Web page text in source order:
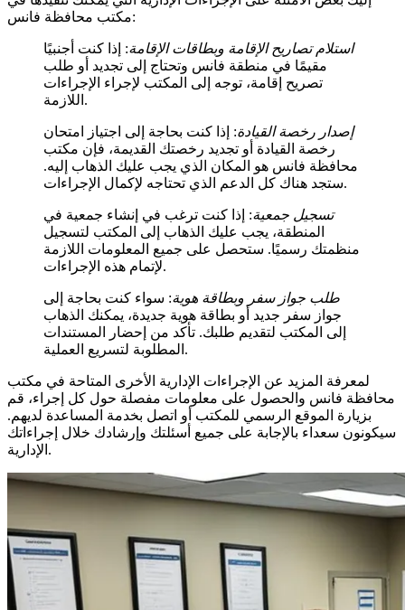
مكتب محافظة فانس:
استلام تصاريح الإقامة وبطاقات الإقامة: إذا كنت أجنبيًا
مقيمًا في منطقة فانس وتحتاج إلى تجديد أو طلب
تصريح إقامة، توجه إلى المكتب لإجراء الإجراءات
اللازمة.
إصدار رخصة القيادة: إذا كنت بحاجة إلى اجتياز امتحان
رخصة القيادة أو تجديد رخصتك القديمة، فإن مكتب
محافظة فانس هو المكان الذي يجب عليك الذهاب إليه.
ستجد هناك كل الدعم الذي تحتاجه لإكمال الإجراءات.
تسجيل جمعية: إذا كنت ترغب في إنشاء جمعية في
المنطقة، يجب عليك الذهاب إلى المكتب لتسجيل
منظمتك رسميًا. ستحصل على جميع المعلومات اللازمة
لإتمام هذه الإجراءات.
طلب جواز سفر وبطاقة هوية: سواء كنت بحاجة إلى
جواز سفر جديد أو بطاقة هوية جديدة، يمكنك الذهاب
إلى المكتب لتقديم طلبك. تأكد من إحضار المستندات
المطلوبة لتسريع العملية.
لمعرفة المزيد عن الإجراءات الإدارية الأخرى المتاحة في مكتب
محافظة فانس والحصول على معلومات مفصلة حول كل إجراء، قم
بزيارة الموقع الرسمي للمكتب أو اتصل بخدمة المساعدة لديهم.
سيكونون سعداء بالإجابة على جميع أسئلتك وإرشادك خلال إجراءاتك
الإدارية.